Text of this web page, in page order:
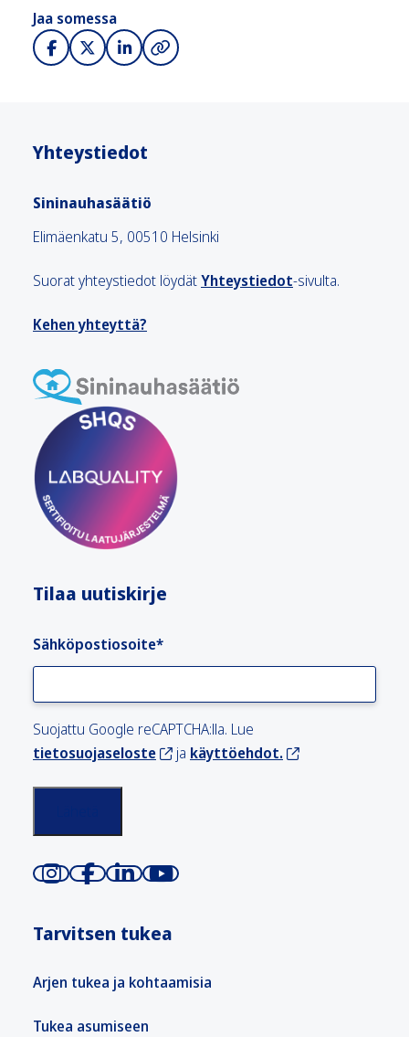
Jaa somessa
Yhteystiedot
Sininauhasäätiö
Elimäenkatu 5, 00510 Helsinki
Suorat yhteystiedot löydätYhteystiedot-sivulta.
Kehen yhteyttä?
Tilaa uutiskirje
Sähköpostiosoite*
Suojattu Google reCAPTCHA:lla. Lue
tietosuojaseloste
ja käyttöehdot.
Tarvitsen tukea
Arjen tukea ja kohtaamisia
Tukea asumiseen